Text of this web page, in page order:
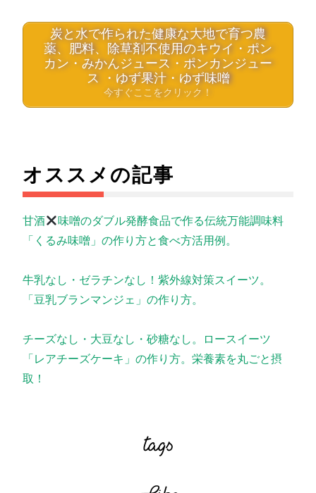
炭と水で作られた健康な大地で育つ農
薬、肥料、除草剤不使用のキウイ・ポン
カン・みかんジュース・ポンカンジュー
ス ・ゆず果汁・ゆず味噌
今すぐここをクリック！
オススメの記事
甘酒
味噌のダブル発酵食品で作る伝統万能調味料
「くるみ味噌」の作り方と食べ方活用例。
牛乳なし・ゼラチンなし！紫外線対策スイーツ。
「豆乳ブランマンジェ」の作り方。
チーズなし・大豆なし・砂糖なし。ロースイーツ
「レアチーズケーキ」の作り方。栄養素を丸ごと摂
取！